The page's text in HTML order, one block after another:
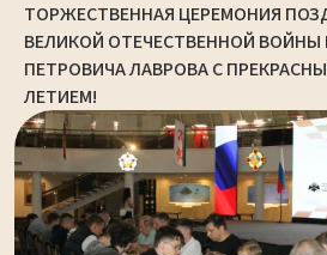
ТОРЖЕСТВЕННАЯ ЦЕРЕМОНИЯ
ВЕЛИКОЙ ОТЕЧЕСТВЕННОЙ
ПЕТРОВИЧА ЛАВРОВА С
ЛЕТИЕМ!